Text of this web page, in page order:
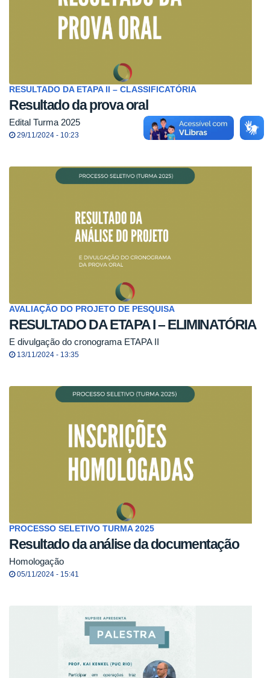
RESULTADO DA ETAPA II – CLASSIFICATÓRIA
Resultado da prova oral
Edital Turma 2025
29/11/2024 - 10:23
AVALIAÇÃO DO PROJETO DE PESQUISA
RESULTADO DA ETAPA I – ELIMINATÓRIA
E divulgação do cronograma ETAPA II
13/11/2024 - 13:35
PROCESSO SELETIVO TURMA 2025
Resultado da análise da documentação
Homologação
05/11/2024 - 15:41